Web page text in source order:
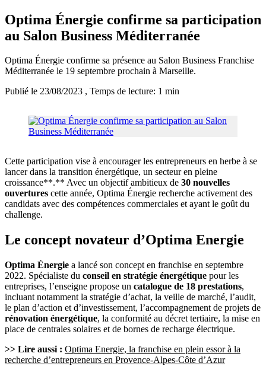
Optima Énergie confirme sa participation
au Salon Business Méditerranée
Optima Énergie confirme sa présence au Salon Business Franchise
Méditerranée le 19 septembre prochain à Marseille.
Publié le 23/08/2023 , Temps de lecture: 1 min
Cette participation vise à encourager les entrepreneurs en herbe à se
lancer dans la transition énergétique, un secteur en pleine
croissance**.** Avec un objectif ambitieux de 30 nouvelles
ouvertures cette année, Optima Énergie recherche activement des
candidats avec des compétences commerciales et ayant le goût du
challenge.
Le concept novateur d’Optima Energie
Optima Énergie a lancé son concept en franchise en septembre
2022. Spécialiste du conseil en stratégie énergétique pour les
entreprises, l’enseigne propose un catalogue de 18 prestations,
incluant notamment la stratégie d’achat, la veille de marché, l’audit,
le plan d’action et d’investissement, l’accompagnement de projets de
rénovation énergétique, la conformité au décret tertiaire, la mise en
place de centrales solaires et de bornes de recharge électrique.
>> Lire aussi : Optima Energie, la franchise en plein essor à la
recherche d’entrepreneurs en Provence-Alpes-Côte d’Azur